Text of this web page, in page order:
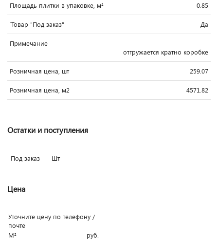
Площадь плитки в упаковке, м² 0.85
`Товар "Под заказ" Да
Примечание
отгружается кратно коробке
Розничная цена, шт 259.07
Розничная цена, м2 4571.82
Остатки и поступления
Под заказ Шт
Цена
Уточните цену по телефону /
почте
М²
руб.